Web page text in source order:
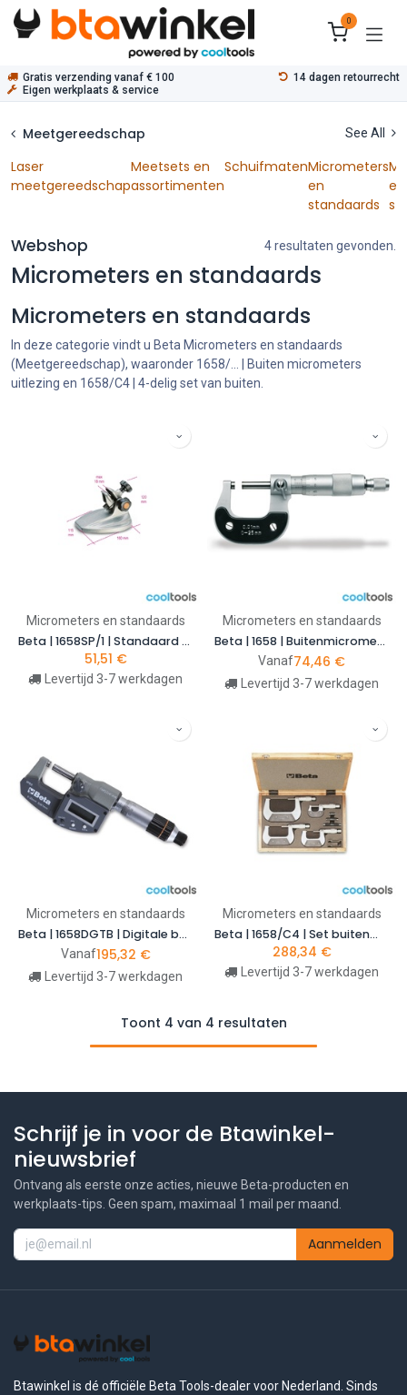
Overslaan naar inhoud
0
Gratis verzending vanaf € 100
14 dagen retourrecht
Eigen werkplaats & service
Meetgereedschap See All
Laser
meetgereedschap
Meetsets en
assortimenten
SchuifmatenMicrometers
en
standaards
en
Webshop 4 resultaten gevonden.
Micrometers en standaards
Micrometers en standaards
In deze categorie vindt u Beta Micrometers en standaards
(Meetgereedschap), waaronder 1658/... | Buiten micrometers
uitlezing en 1658/C4 | 4-delig set van buiten.
Micrometers en standaards
Beta | 1658SP/1 | Standaard voor micrometers | 016580910
51,51 €
Levertijd 3-7 werkdagen
Micrometers en standaards
Beta | 1658 | Buitenmicrometer, uitlezing tot 0,01 mm
Vanaf74,46 €
Levertijd 3-7 werkdagen
Micrometers en standaards
Beta | 1658DGTB | Digitale buitenmicrometer IP65, uitlezing tot 0,001 mm
Vanaf195,32 €
Levertijd 3-7 werkdagen
Micrometers en standaards
Beta | 1658/C4 | Set buitenmicrometers, 4-delig | 016580001
288,34 €
Levertijd 3-7 werkdagen
Toont 4 van 4 resultaten
Schrijf je in voor de Btawinkel-
nieuwsbrief
Ontvang als eerste onze acties, nieuwe Beta-producten en
werkplaats-tips. Geen spam, maximaal 1 mail per maand.
Aanmelden
Btawinkel is dé officiële Beta Tools-dealer voor Nederland. Sinds